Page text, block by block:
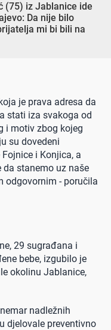
(75) iz Jablanice ide
Da nije bilo
mi bi bili na
je prava adresa da
stati iza svakoga od
i motiv zbog kojeg
su dovedeni
i Konjica, a
stanemo uz naše
odgovornim - poručila
29 sugrađana i
bebe, izgubilo je
okolinu Jablanice,
nadležnih
djelovale preventivno